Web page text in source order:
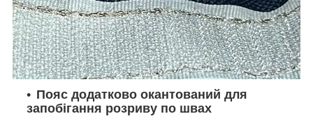
Пояс додатково окантований для
запобігання розриву по швах